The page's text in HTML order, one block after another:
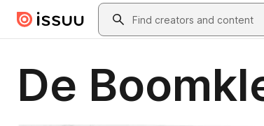
Skip to main contentSearch
De